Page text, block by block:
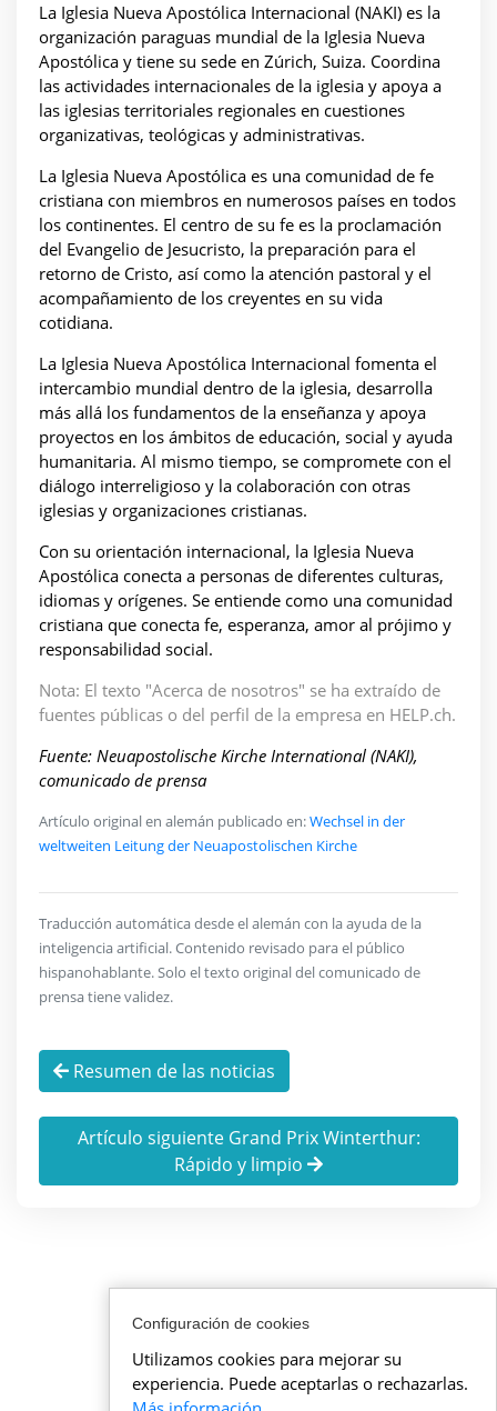
La Iglesia Nueva Apostólica Internacional (NAKI) es la
organización paraguas mundial de la Iglesia Nueva
Apostólica y tiene su sede en Zúrich, Suiza. Coordina
las actividades internacionales de la iglesia y apoya a
las iglesias territoriales regionales en cuestiones
organizativas, teológicas y administrativas.
La Iglesia Nueva Apostólica es una comunidad de fe
cristiana con miembros en numerosos países en todos
los continentes. El centro de su fe es la proclamación
del Evangelio de Jesucristo, la preparación para el
retorno de Cristo, así como la atención pastoral y el
acompañamiento de los creyentes en su vida
cotidiana.
La Iglesia Nueva Apostólica Internacional fomenta el
intercambio mundial dentro de la iglesia, desarrolla
más allá los fundamentos de la enseñanza y apoya
proyectos en los ámbitos de educación, social y ayuda
humanitaria. Al mismo tiempo, se compromete con el
diálogo interreligioso y la colaboración con otras
iglesias y organizaciones cristianas.
Con su orientación internacional, la Iglesia Nueva
Apostólica conecta a personas de diferentes culturas,
idiomas y orígenes. Se entiende como una comunidad
cristiana que conecta fe, esperanza, amor al prójimo y
responsabilidad social.
Nota: El texto "Acerca de nosotros" se ha extraído de
fuentes públicas o del perfil de la empresa en HELP.ch.
Fuente: Neuapostolische Kirche International (NAKI),
comunicado de prensa
Artículo original en alemán publicado en:Wechsel in der
weltweiten Leitung der Neuapostolischen Kirche
Traducción automática desde el alemán con la ayuda de la
inteligencia artificial. Contenido revisado para el público
hispanohablante. Solo el texto original del comunicado de
prensa tiene validez.
Resumen de las noticias
Artículo siguiente Grand Prix Winterthur:
Rápido y limpio
Configuración de cookies
Utilizamos cookies para mejorar su
experiencia. Puede aceptarlas o rechazarlas.